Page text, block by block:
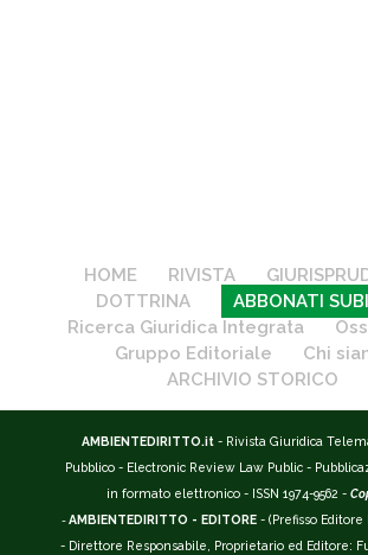
HOME RIVISTA
DOTTRINA
ABBONATI
Ricerca Giuridica Integrata
Gruppo Editoriale
Chi
ARCHIVIO STORICO
AMBIENTEDIRITTO.it - Rivista Giuridica
Pubblico - Electronic Review Law Public -
in formato elettronico - ISSN 1974-9562 -
-AMBIENTEDIRITTO - EDITORE - (Prefisso Editore
- Direttore Responsabile, Proprietario ed Editore: